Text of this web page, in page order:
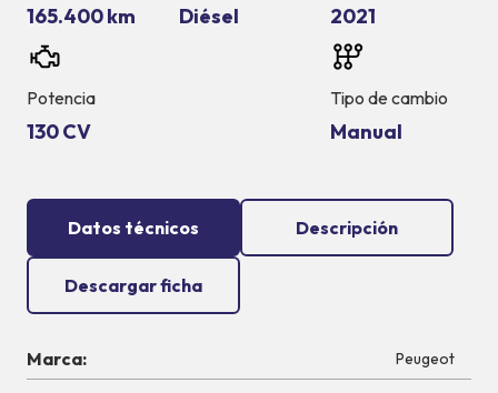
165.400 km Diésel 2021
Potencia
130 CV
Tipo de cambio
Manual
Datos técnicos Descripción
Descargar ficha
Marca: Peugeot